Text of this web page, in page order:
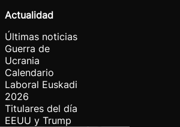
Actualidad
Últimas noticias
Guerra de
Ucrania
Calendario
Laboral Euskadi
2026
Titulares del día
EEUU y Trump